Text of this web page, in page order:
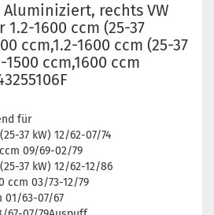
rechts VW
1.2-1600 ccm (25-37
ccm,1.2-1600 ccm (25-37
1500 ccm,1600 ccm
für
37 kW) 12/62-07/74
09/69-02/79
37 kW) 12/62-12/86
ccm 03/73-12/79
01/63-07/67